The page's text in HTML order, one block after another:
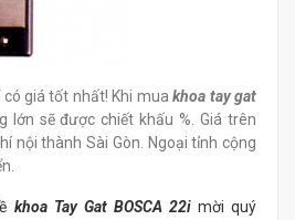
có giá tốt nhất! Khi muakhoa tay gat
lớn sẽ được chiết khấu %. Giá trên
nội thành Sài Gòn. Ngoại tỉnh cộng
khoa Tay Gat BOSCA 22i mời quý